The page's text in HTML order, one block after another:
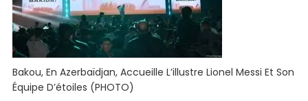
Bakou, En Azerbaïdjan, Accueille L’illustre Lionel Messi Et Son
Équipe D’étoiles (PHOTO)